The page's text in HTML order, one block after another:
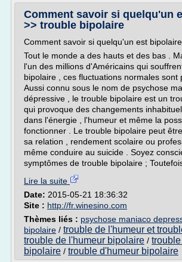
Comment savoir si quelqu'un
>> trouble bipolaire
Comment savoir si quelqu'un est bipolaire
Tout le monde a des hauts et des bas .
l'un des millions d'Américains qui
bipolaire , ces fluctuations normales sont
Aussi connu sous le nom de psychose
dépressive , le trouble bipolaire est un
qui provoque des changements
dans l'énergie , l'humeur et même la
fonctionner . Le trouble bipolaire peut
sa relation , rendement scolaire ou
même conduire au suicide . Soyez
symptômes de trouble bipolaire ; Toutefois
Lire la suite
Date: 2015-05-21 18:36:32
Site : http://fr.winesino.com
Thèmes liés : psychose maniaco
bipolaire / trouble de l'humeur et
trouble de l'humeur bipolaire /
bipolaire / trouble d'humeur bipolaire